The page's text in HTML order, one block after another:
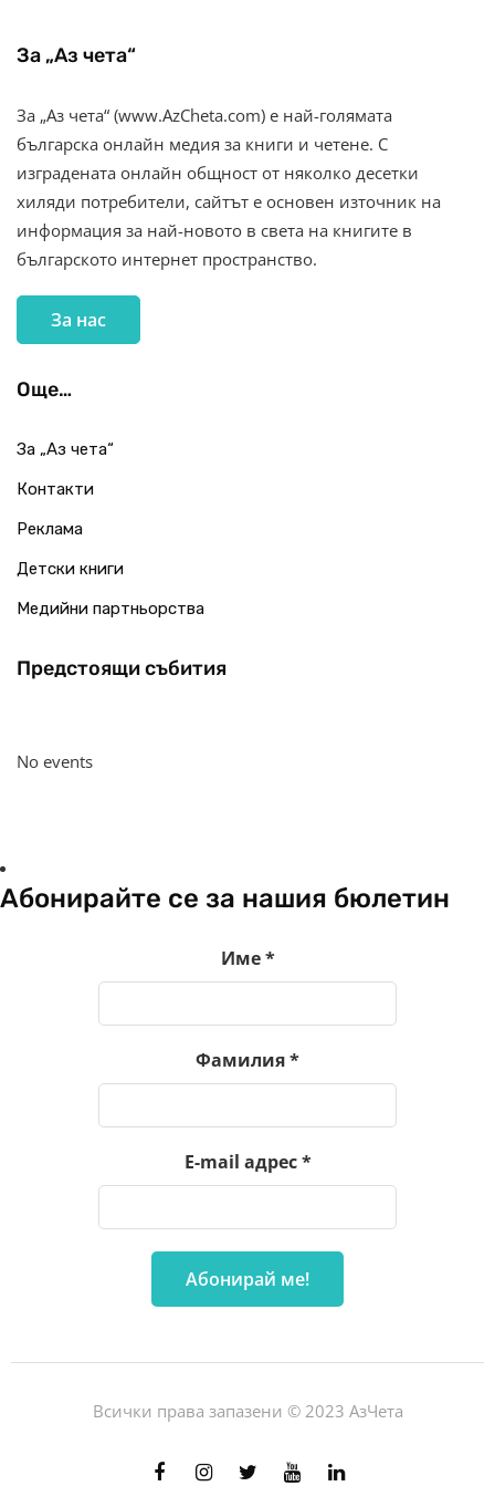
За „Аз чета“
За „Аз чета“ (www.AzCheta.com) е най-голямата
българска онлайн медия за книги и четене. С
изградената онлайн общност от няколко десетки
хиляди потребители, сайтът е основен източник на
информация за най-новото в света на книгите в
българското интернет пространство.
За нас
Още…
За „Аз чета“
Контакти
Реклама
Детски книги
Медийни партньорства
Предстоящи събития
No events
Абонирайте се за нашия бюлетин
Име*
Фамилия*
E-mail адрес*
Всички права запазени © 2023 АзЧета